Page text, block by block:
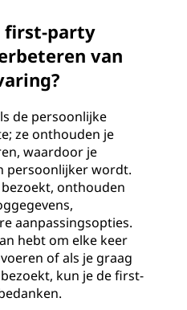
first-party
van
de persoonlijke
ze onthouden je
waardoor je
persoonlijker wordt.
onthouden
aanpassingsopties.
hebt om elke keer
of als je graag
kun je de first-